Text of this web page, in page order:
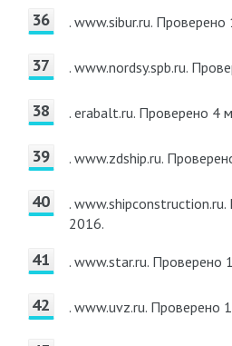
. www.sibur.ru. Проверено
. www.nordsy.spb.ru.
. erabalt.ru. Проверено 4
. www.zdship.ru.
. www.shipconstruction.ru.
2016.
. www.star.ru. Проверено
. www.uvz.ru. Проверено